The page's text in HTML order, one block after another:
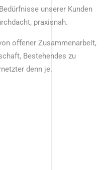
unserer Kunden
praxisnah.
offener Zusammenarbeit,
Bestehendes zu
denn je.